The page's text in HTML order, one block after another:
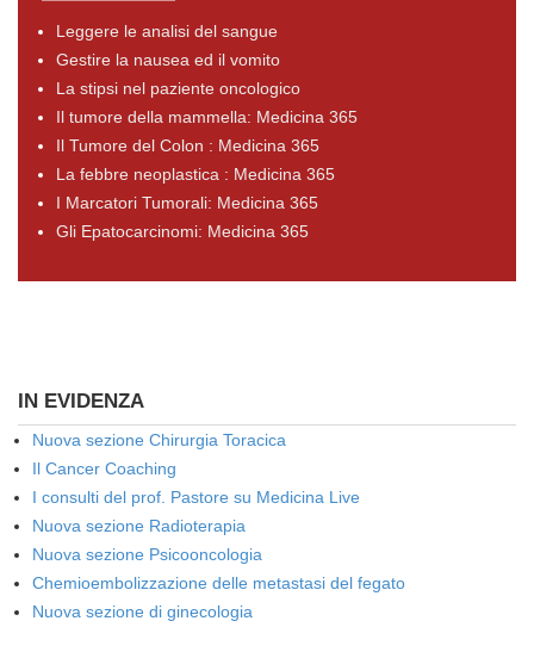
Leggere le analisi del sangue
Gestire la nausea ed il vomito
La stipsi nel paziente oncologico
Il tumore della mammella: Medicina 365
Il Tumore del Colon : Medicina 365
La febbre neoplastica : Medicina 365
I Marcatori Tumorali: Medicina 365
Gli Epatocarcinomi: Medicina 365
IN EVIDENZA
Nuova sezione Chirurgia Toracica
Il Cancer Coaching
I consulti del prof. Pastore su Medicina Live
Nuova sezione Radioterapia
Nuova sezione Psicooncologia
Chemioembolizzazione delle metastasi del fegato
Nuova sezione di ginecologia